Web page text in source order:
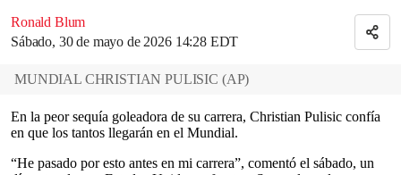
Ronald Blum
Sábado, 30 de mayo de 2026 14:28 EDT
MUNDIAL CHRISTIAN PULISIC (AP)
En la peor sequía goleadora de su carrera, Christian Pulisic confía
en que los tantos llegarán en el Mundial.
“He pasado por esto antes en mi carrera”, comentó el sábado, un